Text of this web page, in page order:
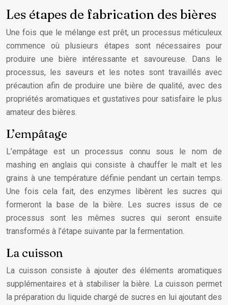
Les étapes de fabrication des bières
Une fois que le mélange est prêt, un processus méticuleux
commence où plusieurs étapes sont nécessaires pour
produire une bière intéressante et savoureuse. Dans le
processus, les saveurs et les notes sont travaillés avec
précaution afin de produire une bière de qualité, avec des
propriétés aromatiques et gustatives pour satisfaire le plus
amateur des bières.
L’empâtage
L’empâtage est un processus connu sous le nom de
mashing en anglais qui consiste à chauffer le malt et les
grains à une température définie pendant un certain temps.
Une fois cela fait, des enzymes libèrent les sucres qui
formeront la base de la bière. Les sucres issus de ce
processus sont les mêmes sucres qui seront ensuite
transformés à l’étape suivante par la fermentation.
La cuisson
La cuisson consiste à ajouter des éléments aromatiques
supplémentaires et à stabiliser la bière. La cuisson permet
la préparation du liquide chargé de sucres en lui ajoutant des